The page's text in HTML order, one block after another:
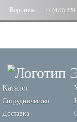
Воронеж +7 (473)
Каталог
Сотрудничество
Доставка